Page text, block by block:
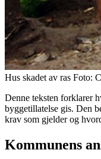
Hus skadet av ras Foto:
Denne teksten forklarer
byggetillatelse gis. Den
krav som gjelder og
Kommunens